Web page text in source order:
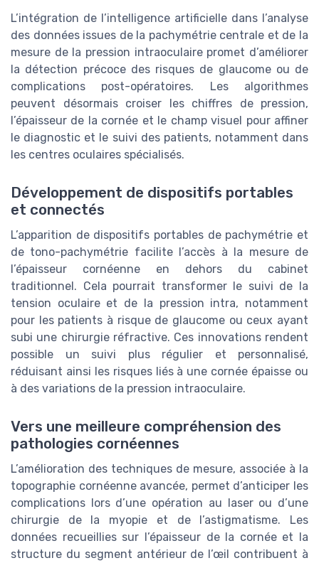
L’intégration de l’intelligence artificielle dans l’analyse
des données issues de la pachymétrie centrale et de la
mesure de la pression intraoculaire promet d’améliorer
la détection précoce des risques de glaucome ou de
complications post-opératoires. Les algorithmes
peuvent désormais croiser les chiffres de pression,
l’épaisseur de la cornée et le champ visuel pour affiner
le diagnostic et le suivi des patients, notamment dans
les centres oculaires spécialisés.
Développement de dispositifs portables
et connectés
L’apparition de dispositifs portables de pachymétrie et
de tono-pachymétrie facilite l’accès à la mesure de
l’épaisseur cornéenne en dehors du cabinet
traditionnel. Cela pourrait transformer le suivi de la
tension oculaire et de la pression intra, notamment
pour les patients à risque de glaucome ou ceux ayant
subi une chirurgie réfractive. Ces innovations rendent
possible un suivi plus régulier et personnalisé,
réduisant ainsi les risques liés à une cornée épaisse ou
à des variations de la pression intraoculaire.
Vers une meilleure compréhension des
pathologies cornéennes
L’amélioration des techniques de mesure, associée à la
topographie cornéenne avancée, permet d’anticiper les
complications lors d’une opération au laser ou d’une
chirurgie de la myopie et de l’astigmatisme. Les
données recueillies sur l’épaisseur de la cornée et la
structure du segment antérieur de l’œil contribuent à